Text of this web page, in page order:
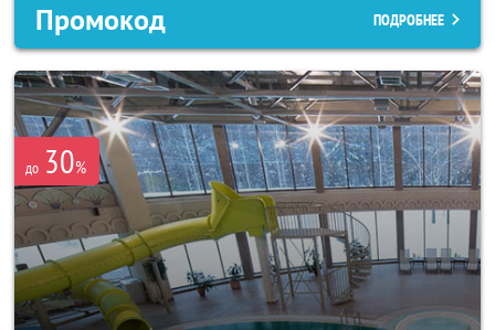
Промокод ПОДРОБНЕЕ
до 30%